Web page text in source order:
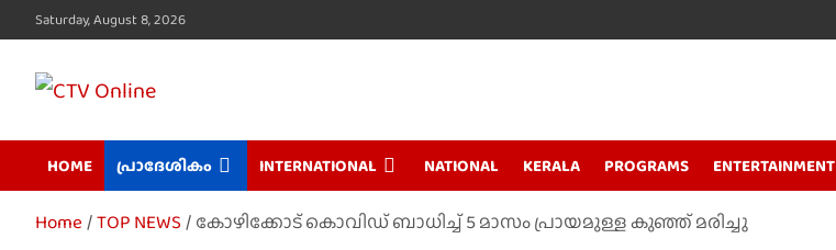
to
content
Saturday, August 8, 2026
CTV Online
HOME പ്രാദേശികം INTERNATIONAL NATIONAL KERALA PROGRAMS ENTERTAINMENT
Home TOP NEWS കോഴിക്കോട് കൊവിഡ് ബാധിച്ച് 5 മാസം പ്രായമുള്ള കുഞ്ഞ് മരിച്ചു